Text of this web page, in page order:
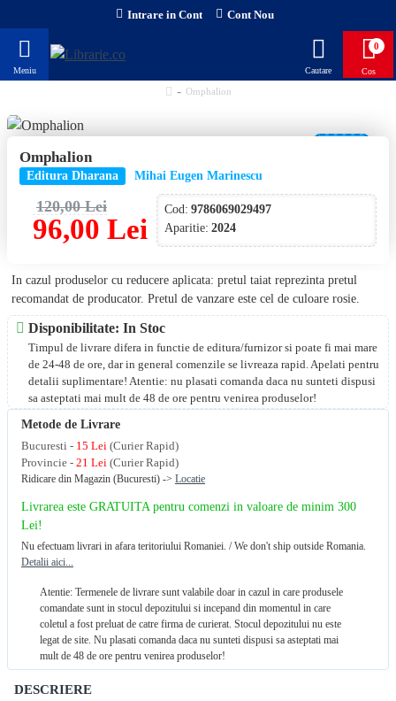
Intrare in Cont Cont Nou
0
Omphalion
Omphalion
Editura Dharana Mihai Eugen Marinescu
96,00 Lei
120,00 Lei Cod: 9786069029497
Aparitie: 2024
Metode de Livrare
Bucuresti - 15 Lei (Curier Rapid)
Provincie - 21 Lei (Curier Rapid)
Ridicare din Magazin (Bucuresti) -> Locatie
Livrarea este GRATUITA pentru comenzi in valoare de minim 300
Lei!
Nu efectuam livrari in afara teritoriului Romaniei. / We don't ship outside Romania.
Detalii aici...
Atentie: Termenele de livrare sunt valabile doar in cazul in care produsele
comandate sunt in stocul depozitului si incepand din momentul in care
coletul a fost preluat de catre firma de curierat. Stocul depozitului nu este
legat de site. Nu plasati comanda daca nu sunteti dispusi sa asteptati mai
mult de 48 de ore pentru venirea produselor!
In cazul produselor cu reducere aplicata: pretul taiat reprezinta pretul
recomandat de producator. Pretul de vanzare este cel de culoare rosie.
Disponibilitate: In Stoc
Timpul de livrare difera in functie de editura/furnizor si poate fi mai mare
de 24-48 de ore, dar in general comenzile se livreaza rapid. Apelati pentru
detalii suplimentare! Atentie: nu plasati comanda daca nu sunteti dispusi
sa asteptati mai mult de 48 de ore pentru venirea produselor!
DESCRIERE